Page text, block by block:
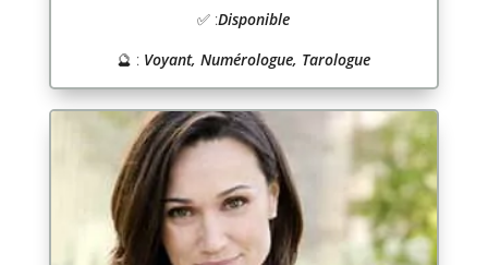
✅ :Disponible
🔮 : Voyant, Numérologue, Tarologue